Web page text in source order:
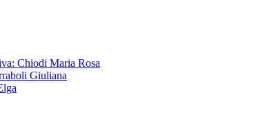
Chiodi Maria Rosa
Giuliana